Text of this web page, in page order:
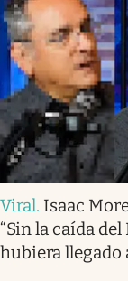
Viral. Isaac
“Sin la caída
hubiera llegado